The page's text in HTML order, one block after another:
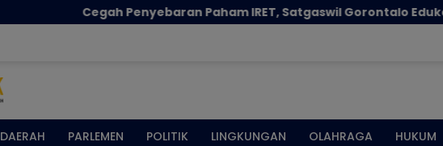
Cegah Penyebaran Paham IRET, Satgaswil Gorontalo Edukasi Guru dan
DAERAH PARLEMEN POLITIK LINGKUNGAN OLAHRAGA HUKUM